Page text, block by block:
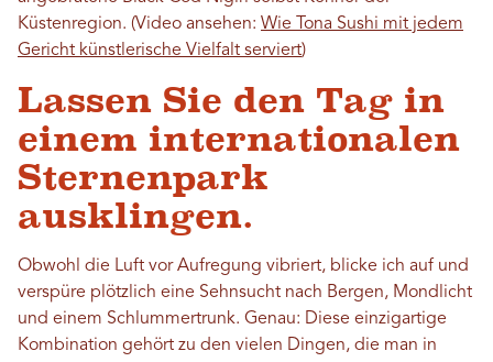
Küstenregion. (Video ansehen: Wie Tona Sushi mit jedem
Gericht künstlerische Vielfalt serviert)
Lassen Sie den Tag in
einem internationalen
Sternenpark
ausklingen.
Obwohl die Luft vor Aufregung vibriert, blicke ich auf und
verspüre plötzlich eine Sehnsucht nach Bergen, Mondlicht
und einem Schlummertrunk. Genau: Diese einzigartige
Kombination gehört zu den vielen Dingen, die man in